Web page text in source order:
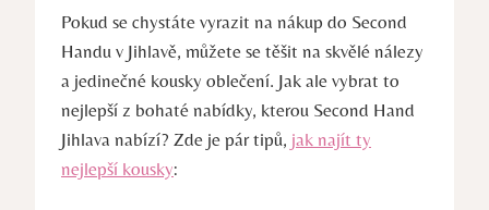
Pokud se chystáte vyrazit na nákup do Second
‍Handu v Jihlavě, můžete⁤ se těšit na skvělé nálezy
a jedinečné kousky oblečení.‍ Jak ale vybrat to
nejlepší z bohaté nabídky, kterou Second Hand
Jihlava nabízí? Zde je pár ⁣tipů,⁢ jak najít ty
nejlepší kousky: